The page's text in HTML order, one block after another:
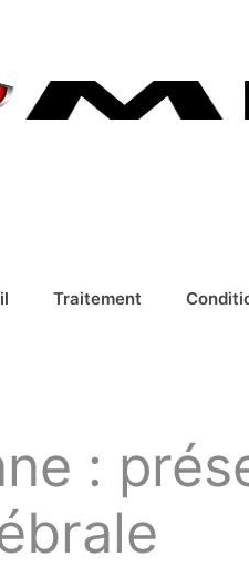
Traitement
: